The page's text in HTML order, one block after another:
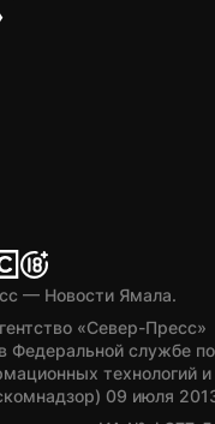
— Новости Ямала.
«Север-Пресс»
Федеральной службе
технологий
09 июля